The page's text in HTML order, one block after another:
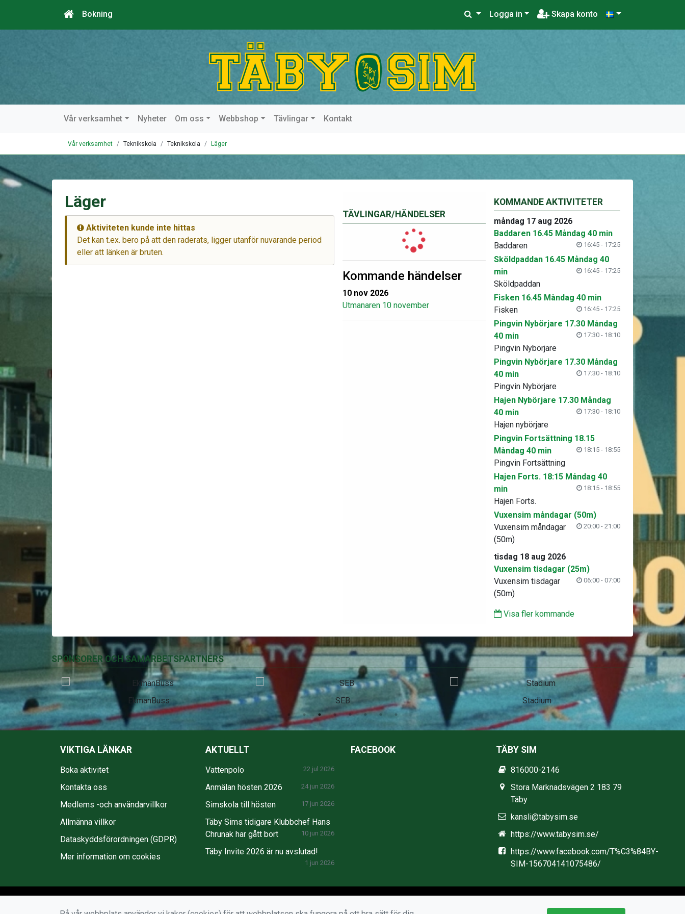
Bokning Logga in Skapa konto
Vår verksamhet Nyheter Om oss Webbshop Tävlingar Kontakt
Vår verksamhet Teknikskola Teknikskola Läger
TÄVLINGAR/HÄNDELSER
Kommande händelser
10 nov 2026
Utmanaren 10 november
Läger
Aktiviteten kunde inte hittas
Det kan t.ex. bero på att den raderats, ligger utanför nuvarande period
eller att länken är bruten.
KOMMANDE AKTIVITETER
måndag 17 aug 2026
Baddaren 16.45 Måndag 40 min
16:45 - 17:25
Baddaren
Sköldpaddan 16.45 Måndag 40
min
16:45 - 17:25
Sköldpaddan
Fisken 16.45 Måndag 40 min
16:45 - 17:25
Fisken
Pingvin Nybörjare 17.30 Måndag
40 min
17:30 - 18:10
Pingvin Nybörjare
Pingvin Nybörjare 17.30 Måndag
40 min
17:30 - 18:10
Pingvin Nybörjare
Hajen Nybörjare 17.30 Måndag
40 min
17:30 - 18:10
Hajen nybörjare
Pingvin Fortsättning 18.15
Måndag 40 min
18:15 - 18:55
Pingvin Fortsättning
Hajen Forts. 18:15 Måndag 40
min
18:15 - 18:55
Hajen Forts.
Vuxensim måndagar (50m)
20:00 - 21:00
Vuxensim måndagar
(50m)
tisdag 18 aug 2026
Vuxensim tisdagar (25m)
06:00 - 07:00
Vuxensim tisdagar
(50m)
Visa fler kommande
SPONSORER OCH SAMARBETSPARTNERS
EkmanBuss SEB Stadium
VIKTIGA LÄNKAR
Boka aktivitet
Kontakta oss
Medlems -och användarvillkor
Allmänna villkor
Dataskyddsförordningen (GDPR)
Mer information om cookies
AKTUELLT
Vattenpolo 22 jul 2026
Anmälan hösten 2026 24 jun 2026
Simskola till hösten 17 jun 2026
Täby Sims tidigare Klubbchef Hans
Chrunak har gått bort
10 jun 2026
Täby Invite 2026 är nu avslutad!
1 jun 2026
FACEBOOK TÄBY SIM
816000-2146
Stora Marknadsvägen 2 183 79
Täby
kansli@tabysim.se
https://www.tabysim.se/
https://www.facebook.com/T%C3%84BY-
SIM-156704141075486/